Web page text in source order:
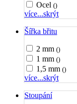
Ocel ()
více...skrýt
Šířka břitu
2 mm ()
1 mm ()
1,5 mm ()
více...skrýt
Stoupání